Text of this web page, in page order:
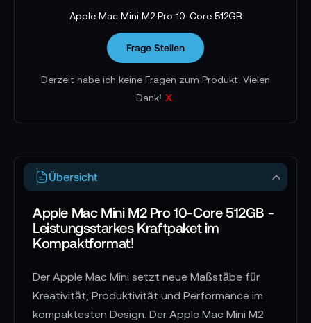
Apple Mac Mini M2 Pro 10-Core 512GB
Frage Stellen
Derzeit habe ich keine Fragen zum Produkt. Vielen
Dank! x
Übersicht
Apple Mac Mini M2 Pro 10-Core 512GB -
Leistungsstarkes Kraftpaket im
Kompaktformat!
Der Apple Mac Mini setzt neue Maßstäbe für
Kreativität, Produktivität und Performance im
kompaktesten Design. Der Apple Mac Mini M2